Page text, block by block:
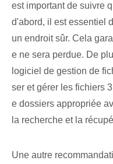
est important de suivre
d'abord, il est essentiel
un endroit sûr⁤. Cela
e ne sera perdue. De
logiciel de gestion de
ser et gérer les fichiers
e dossiers appropriée
la recherche et la
Une autre